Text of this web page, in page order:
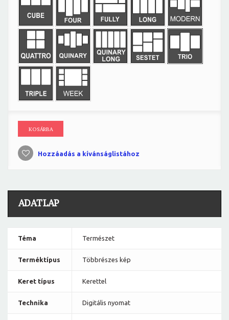
KOSÁRBA
Hozzáadás a kívánságlistához
ADATLAP
Téma Természet
Terméktípus Többrészes kép
Keret típus Kerettel
Technika Digitális nyomat